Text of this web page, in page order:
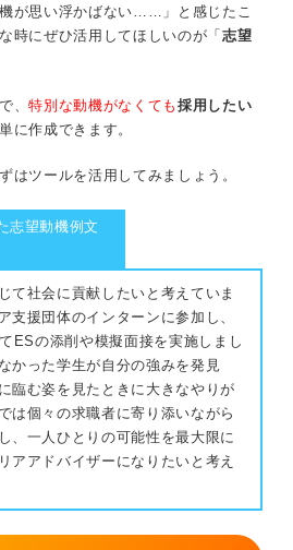
機が思い浮かばない……」と感じたこ
時にぜひ活用してほしいのが「 志望
、特別な動機がなくても 採用したい
に作成できます。
はツールを活用してみましょう。
志望動機例文
て社会に貢献したいと考えていま
支援団体のインターンに参加し、
ESの添削や模擬面接を実施しまし
かった学生が自分の強みを発見
臨む姿を見たときに大きなやりが
は個々の求職者に寄り添いながら
、一人ひとりの可能性を最大限に
アアドバイザーになりたいと考え